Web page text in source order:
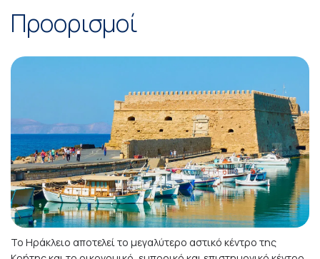
Προορισμοί
Το Ηράκλειο αποτελεί το μεγαλύτερο αστικό κέντρο της